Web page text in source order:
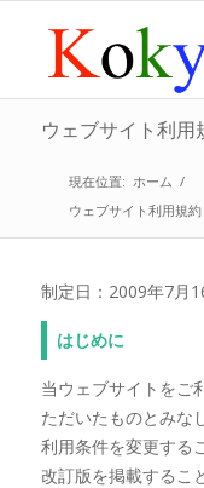
ウェブサイト利用
現在位置: ホーム /
ウェブサイト利用規約
制定日：2009年7月
はじめに
当ウェブサイトをご
ただいたものとみな
利用条件を変更する
改訂版を掲載するこ